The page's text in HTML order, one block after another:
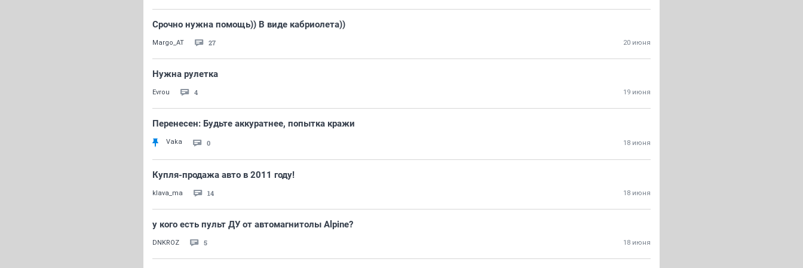
Срочно нужна помощь)) В виде кабриолета))
Margo_AT 27 20 июня
Нужна рулетка
Evrou 4 19 июня
Перенесен: Будьте аккуратнее, попытка кражи
Vaka 0 18 июня
Купля-продажа авто в 2011 году!
klava_ma 14 18 июня
у кого есть пульт ДУ от автомагнитолы Alpine?
DNKROZ 5 18 июня